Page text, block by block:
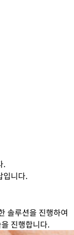
.
입니다.
솔루션을 진행하여
진행합니다.